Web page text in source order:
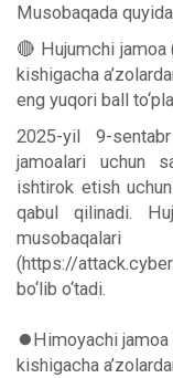
Musobaqada
🔴 Hujumchi jamoa
kishigacha
eng yuqori ball
2025-yil 9-
jamoalari uchun
ishtirok etish
qabul qilinadi.
(https://
bo‘lib o‘tadi.
⏺Himoyachi jamoa
kishigacha